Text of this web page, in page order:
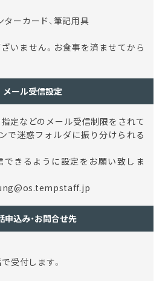
ーカード、筆記用具
いません。お食事を済ませてから
メール受信設定
定などのメール受信制限をされて
で迷惑フォルダに振り分けられる
できるように設定をお願い致しま
申込み・お問合せ先
受付します。